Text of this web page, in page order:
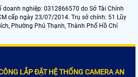
doanh nghiệp: 0312866570 do Sở Tài Chính
cấp ngày 23/07/2014. Trụ sở chính: 51 Lũy
Phường Phú Thạnh, Thành Phố Hồ Chí
LẮP ĐẶT HỆ THỐNG CAMERA AN